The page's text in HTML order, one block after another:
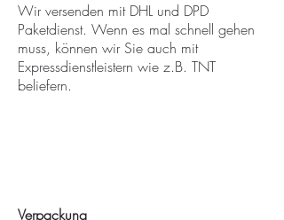
Wir versenden mit DHL und DPD
Paketdienst. Wenn es mal schnell gehen
muss, können wir Sie auch mit
Expressdienstleistern wie z.B. TNT
beliefern.
Verpackung